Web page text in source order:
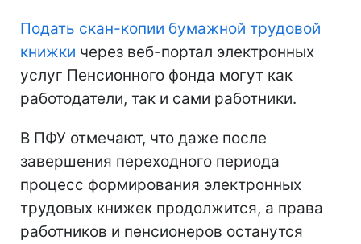
Подать скан-копии бумажной трудовой
книжки через веб-портал электронных
услуг Пенсионного фонда могут как
работодатели, так и сами работники.
В ПФУ отмечают, что даже после
завершения переходного периода
процесс формирования электронных
трудовых книжек продолжится, а права
работников и пенсионеров останутся